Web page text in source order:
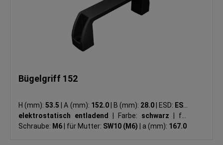
Bügelgriff 152
H (mm):53.5 A (mm): 152.0 B (mm): 28.0 ESD: ESD
elektrostatisch entladend
Farbe: schwarz
für
Schraube: M6 für Mutter: SW10 (M6) a (mm): 167.0